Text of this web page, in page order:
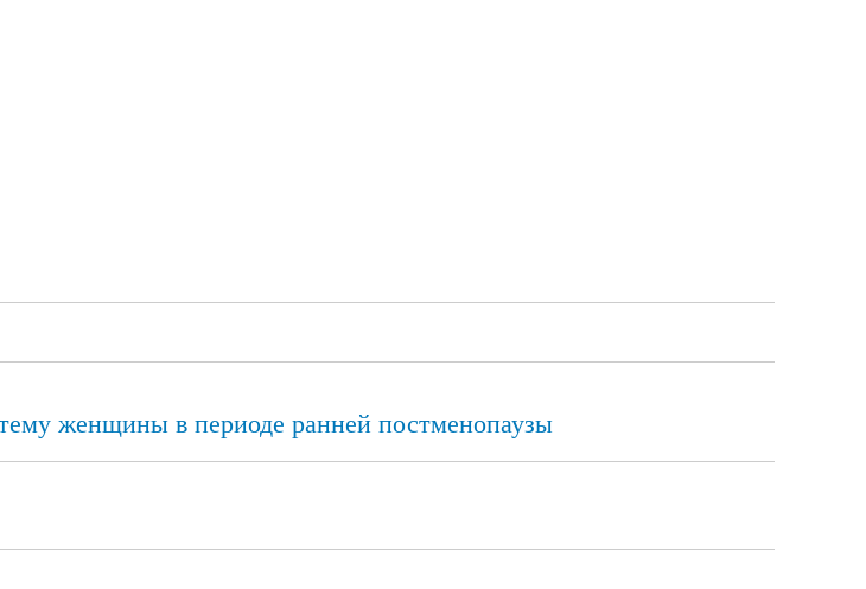
женщины в периоде ранней постменопаузы